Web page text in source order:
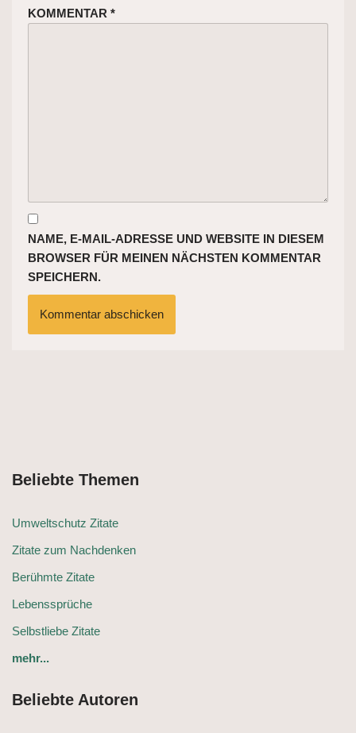
KOMMENTAR *
NAME, E-MAIL-ADRESSE UND WEBSITE IN DIESEM
BROWSER FÜR MEINEN NÄCHSTEN KOMMENTAR
SPEICHERN.
Beliebte Themen
Umweltschutz Zitate
Zitate zum Nachdenken
Berühmte Zitate
Lebenssprüche
Selbstliebe Zitate
mehr...
Beliebte Autoren